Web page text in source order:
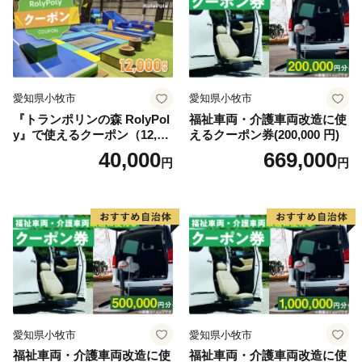
愛知県小牧市
『トランポリンの森 RolyPol
y』で使えるクーポン（12,00
40,000円
愛知県小牧市
福祉車両・介護車両改造に使
えるクーポン券(200,000 円)
669,000円
愛知県小牧市
福祉車両・介護車両改造に使
愛知県小牧市
福祉車両・介護車両改造に使